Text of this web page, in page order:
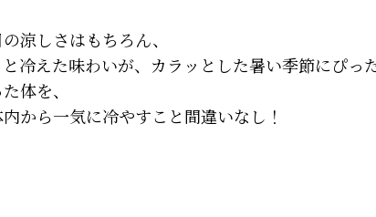
涼しさはもちろん、
冷えた味わいが、カラッとした暑い季節にぴっ
体を、
から一気に冷やすこと間違いなし！